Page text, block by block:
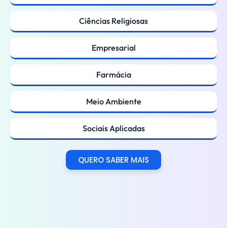
Ciências Religiosas
Empresarial
Farmácia
Meio Ambiente
Sociais Aplicadas
QUERO SABER MAIS